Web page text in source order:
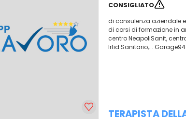
CONSIGLIATO
di consulenza aziendale
di corsi di formazione in
centro NeapoliSanit,
Irfid Sanitario,...
TERAPISTA